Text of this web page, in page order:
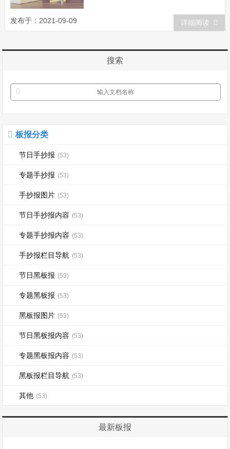
立法确定的节日。近代最早设立植树节的
是美国的内布拉斯加州。1872年4月10
一次会议上，...
发布于：2021-09-09 详细阅读
搜索
板报分类
节日手抄报 (53)
专题手抄报 (53)
手抄报图片 (53)
节日手抄报内容 (53)
专题手抄报内容 (53)
手抄报栏目导航 (53)
节日黑板报 (53)
专题黑板报 (53)
黑板报图片 (53)
节日黑板报内容 (53)
专题黑板报内容 (53)
黑板报栏目导航 (53)
其他 (53)
最新板报